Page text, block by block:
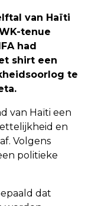
van Haïti
tenue
had
shirt een
te
van Haïti een
en
Volgens
politieke
dat